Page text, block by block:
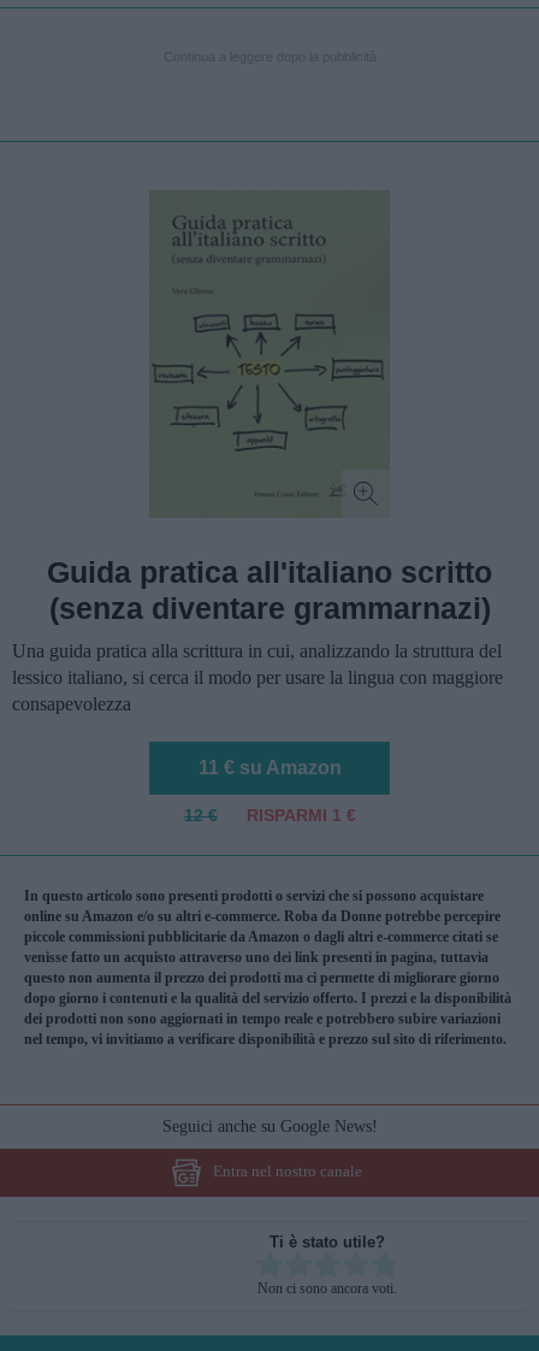
Guida pratica all'italiano scritto
(senza diventare grammarnazi)
Una guida pratica alla scrittura in cui, analizzando la struttura del
lessico italiano, si cerca il modo per usare la lingua con maggiore
consapevolezza
11 € su Amazon
12 € RISPARMI 1 €
In questo articolo sono presenti prodotti o servizi che si possono acquistare
online su Amazon e/o su altri e-commerce. Roba da Donne potrebbe percepire
piccole commissioni pubblicitarie da Amazon o dagli altri e-commerce citati se
venisse fatto un acquisto attraverso uno dei link presenti in pagina, tuttavia
questo non aumenta il prezzo dei prodotti ma ci permette di migliorare giorno
dopo giorno i contenuti e la qualità del servizio offerto. I prezzi e la disponibilità
dei prodotti non sono aggiornati in tempo reale e potrebbero subire variazioni
nel tempo, vi invitiamo a verificare disponibilità e prezzo sul sito di riferimento.
Seguici anche su Google News!
Entra nel nostro canale
Ti è stato utile?
Non ci sono ancora voti.